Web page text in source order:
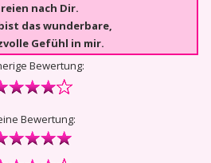
nach Dir.
das wunderbare,
Gefühl in mir.
Bewertung:
Bewertung: